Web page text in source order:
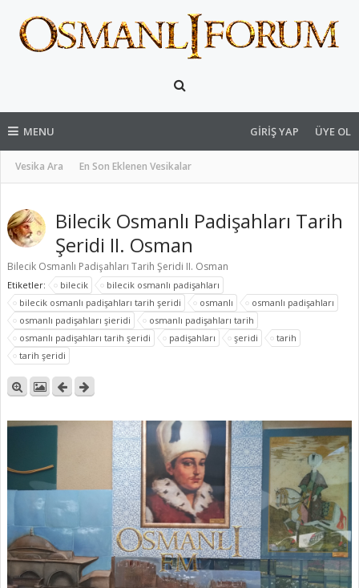
MENU
Vesika Ara En Son Eklenen Vesikalar
GIRIŞ YAP ÜYE OL
Bilecik Osmanlı Padişahları Tarih
Şeridi II. Osman
Bilecik Osmanlı Padişahları Tarih Şeridi II. Osman
Etiketler: bilecik
bilecik osmanlı padişahları
bilecik osmanlı padişahları tarih şeridi
osmanlı
osmanlı padişahları
osmanlı padişahları şieridi
osmanlı padişahları tarih
osmanlı padişahları tarih şeridi
padişahları şeridi
tarih
tarih şeridi